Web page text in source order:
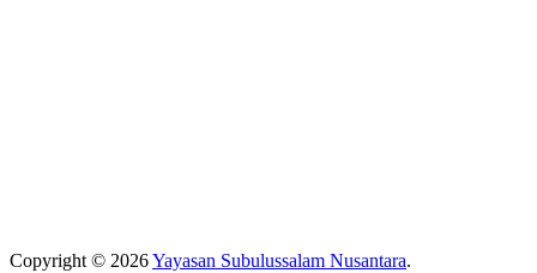
Copyright © 2026Yayasan Subulussalam Nusantara.